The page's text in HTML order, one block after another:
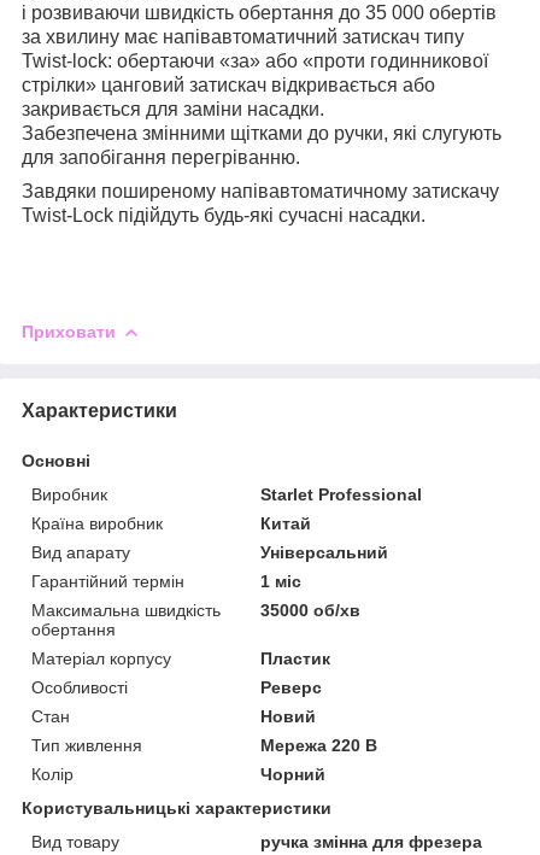
і розвиваючи швидкість обертання до 35 000 обертів
за хвилину має напівавтоматичний затискач типу
Twist-lock: обертаючи «за» або «проти годинникової
стрілки» цанговий затискач відкривається або
закривається для заміни насадки.
Забезпечена змінними щітками до ручки, які слугують
для запобігання перегріванню.
Завдяки поширеному напівавтоматичному затискачу
Twist-Lock підійдуть будь-які сучасні насадки.
Приховати
Характеристики
Основні
Виробник
Starlet Professional
Країна виробник
Китай
Вид апарату
Універсальний
Гарантійний термін
1 міс
Максимальна швидкість
обертання
35000 об/хв
Матеріал корпусу
Пластик
Особливості
Реверс
Стан
Новий
Тип живлення
Мережа 220 В
Колір
Чорний
Користувальницькі характеристики
Вид товару
ручка змінна для фрезера